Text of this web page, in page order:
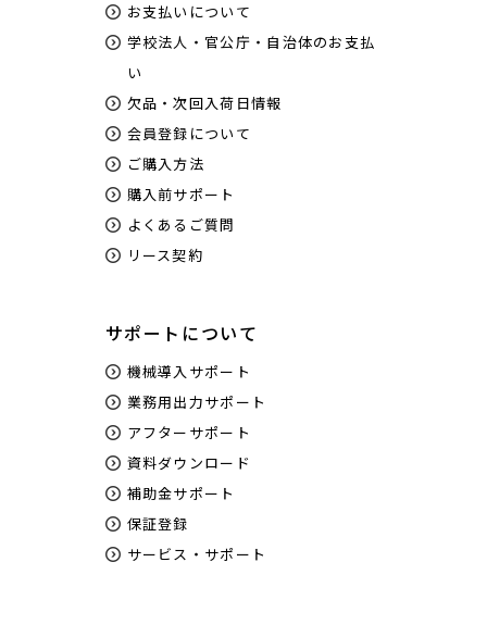
お支払いについて
学校法人・官公庁・自治体のお支払
い
欠品・次回入荷日情報
会員登録について
ご購入方法
購入前サポート
よくあるご質問
リース契約
サポートについて
機械導入サポート
業務用出力サポート
アフターサポート
資料ダウンロード
補助金サポート
保証登録
サービス・サポート